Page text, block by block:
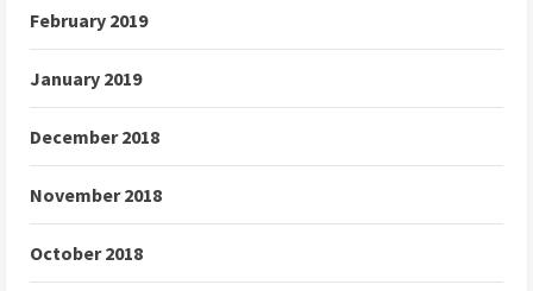
February 2019
January 2019
December 2018
November 2018
October 2018